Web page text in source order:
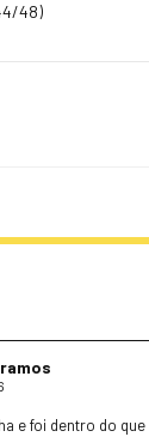
48)
e foi dentro do que